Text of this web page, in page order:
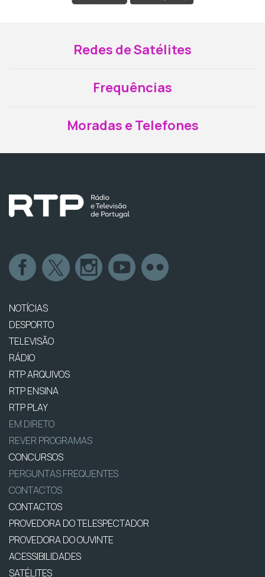
Redes de Satélites
Frequências
Moradas e Telefones
NOTÍCIAS
DESPORTO
TELEVISÃO
RÁDIO
RTP ARQUIVOS
RTP ENSINA
RTP PLAY
EM DIRETO
REVER PROGRAMAS
CONCURSOS
PERGUNTAS FREQUENTES
CONTACTOS
CONTACTOS
PROVEDORA DO TELESPECTADOR
PROVEDORA DO OUVINTE
ACESSIBILIDADES
SATÉLITES